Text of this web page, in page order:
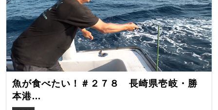
魚が食べたい！＃２７８ 長崎県壱岐・勝
本港